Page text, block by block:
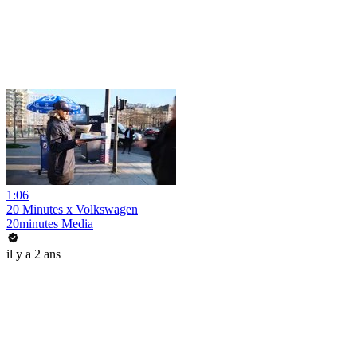
1:06
20 Minutes x Volkswagen
20minutes Media
il y a 2 ans